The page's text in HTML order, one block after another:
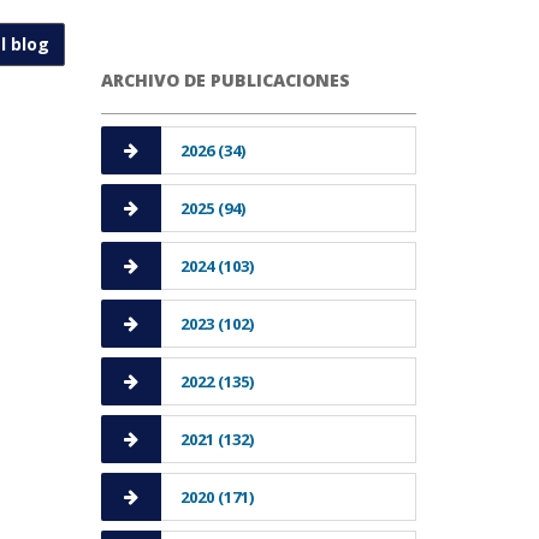
blog
ARCHIVO DE PUBLICACIONES
2026 (34)
2025 (94)
2024 (103)
2023 (102)
2022 (135)
2021 (132)
2020 (171)